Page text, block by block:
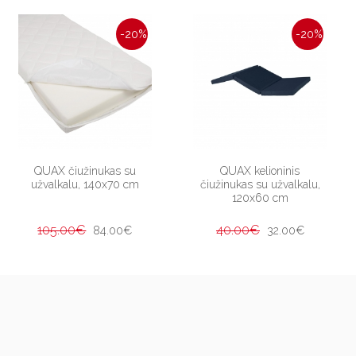
-20%
QUAX čiužinukas su
užvalkalu, 140x70 cm
105.00€ 84.00€
-20%
QUAX kelioninis
čiužinukas su užvalkalu,
120x60 cm
40.00€ 32.00€